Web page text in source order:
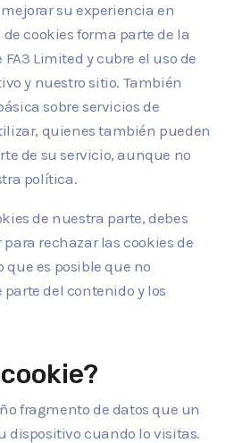
su experiencia en
cookies forma parte de la
Limited y cubre el uso de
y nuestro sitio. También
sobre servicios de
quienes también pueden
de su servicio, aunque no
política.
de nuestra parte, debes
rechazar las cookies de
es posible que no
del contenido y los
fragmento de datos que un
dispositivo cuando lo visitas.